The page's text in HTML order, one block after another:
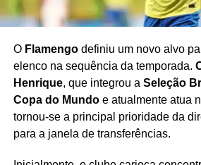
Brasil encerra preparação com
Neymar e Alisson antes de
O Flamengodefiniu um novo alvo
elenco na sequência da temporada.
Henrique, que integrou a Seleção
Copa do Mundoe atualmente atua
tornou-se a principal prioridade da
para a janela de transferências.